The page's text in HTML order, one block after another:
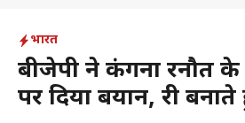
भारत
बीजेपी ने कंगना रनौत के
पर दिया बयान, दूरी